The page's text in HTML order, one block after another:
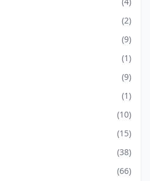
(2)
(9)
(1)
(9)
(1)
(10)
(15)
(38)
(66)